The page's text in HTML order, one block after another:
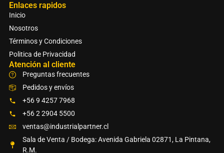
Enlaces rapidos
Inicio
Nosotros
Términos y Condiciones
Politica de Privacidad
Atención al cliente
Preguntas frecuentes
Pedidos y envíos
+56 9 4257 7968
+56 2 2904 5500
ventas@industrialpartner.cl
Sala de Venta / Bodega: Avenida Gabriela 02871, La Pintana,
R.M.